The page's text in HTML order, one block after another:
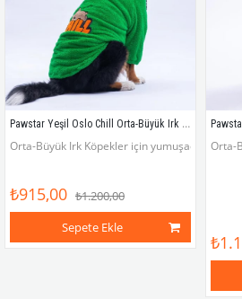
Pawstar Yeşil Oslo Chill Orta-Büyük Irk Köpek Pofuduk Sweatshirt
Orta-Büyük Irk Köpekler için yumuşacık,
₺915,00 ₺1.200,00
Sepete Ekle
Orta-